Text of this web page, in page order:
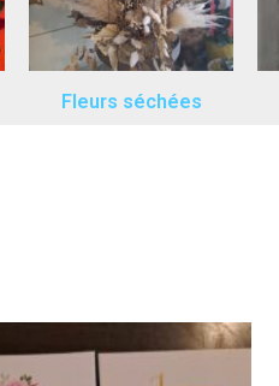
Fleurs séchées